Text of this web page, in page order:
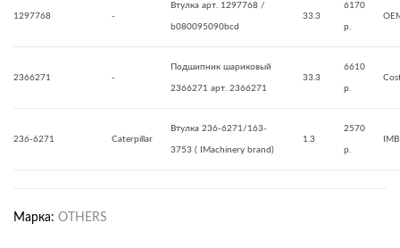
1297768 -
Втулка арт. 1297768 /
b080095090bcd
33.3
6170
р.
2366271 -
Подшипник шариковый
2366271 арт. 2366271
33.3
6610
р.
236-6271 Caterpillar
Втулка 236-6271/163-
3753 ( IMachinery brand)
1.3
2570
р.
Марка: OTHERS